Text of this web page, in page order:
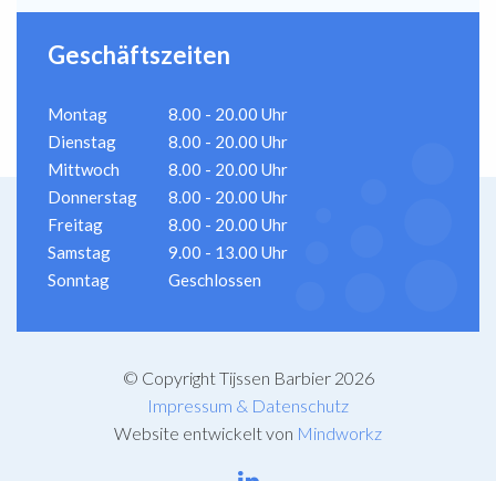
Geschäftszeiten
Montag
8.00 - 20.00 Uhr
Dienstag
8.00 - 20.00 Uhr
Mittwoch
8.00 - 20.00 Uhr
Donnerstag
8.00 - 20.00 Uhr
Freitag
8.00 - 20.00 Uhr
Samstag
9.00 - 13.00 Uhr
Sonntag
Geschlossen
© Copyright Tijssen Barbier 2026
Impressum & Datenschutz
Website entwickelt von Mindworkz